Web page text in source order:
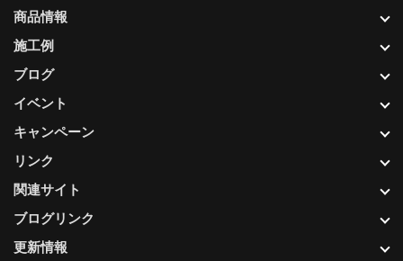
更新情報
商品情報
施工例
ブログ
イベント
キャンペーン
リンク
関連サイト
ブログリンク